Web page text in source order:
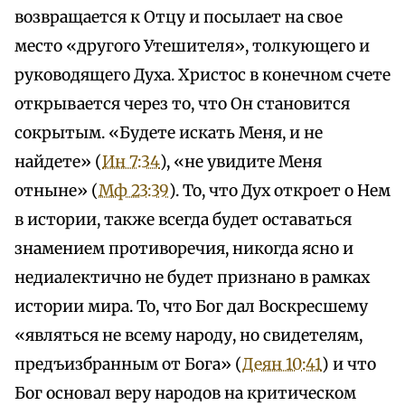
возвращается к Отцу и посылает на свое
место «другого Утешителя», толкующего и
руководящего Духа. Христос в конечном счете
открывается через то, что Он становится
сокрытым. «Будете искать Меня, и не
найдете» (Ин 7:34), «не увидите Меня
отныне» (Мф 23:39). То, что Дух откроет о Нем
в истории, также всегда будет оставаться
знамением противоречия, никогда ясно и
недиалектично не будет признано в рамках
истории мира. То, что Бог дал Воскресшему
«являться не всему народу, но свидетелям,
предъизбранным от Бога» (Деян 10:41) и что
Бог основал веру народов на критическом